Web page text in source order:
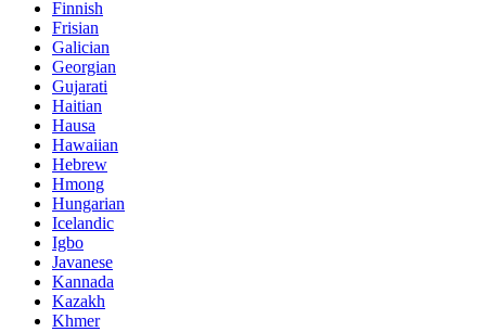
Finnish
Frisian
Galician
Georgian
Gujarati
Haitian
Hausa
Hawaiian
Hebrew
Hmong
Hungarian
Icelandic
Igbo
Javanese
Kannada
Kazakh
Khmer